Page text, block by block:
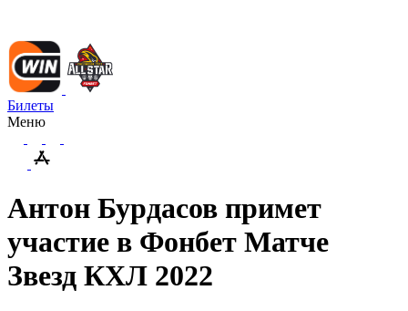
Билеты
Меню
Антон Бурдасов примет
участие в Фонбет Матче
Звезд КХЛ 2022